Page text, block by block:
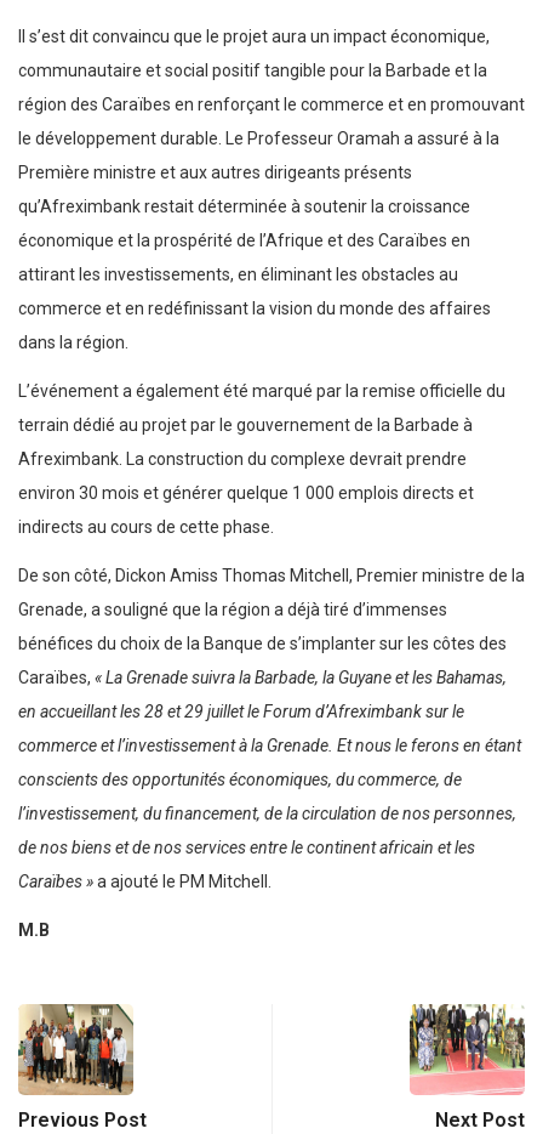
Il s’est dit convaincu que le projet aura un impact économique,
communautaire et social positif tangible pour la Barbade et la
région des Caraïbes en renforçant le commerce et en promouvant
le développement durable. Le Professeur Oramah a assuré à la
Première ministre et aux autres dirigeants présents
qu’Afreximbank restait déterminée à soutenir la croissance
économique et la prospérité de l’Afrique et des Caraïbes en
attirant les investissements, en éliminant les obstacles au
commerce et en redéfinissant la vision du monde des affaires
dans la région.
L’événement a également été marqué par la remise officielle du
terrain dédié au projet par le gouvernement de la Barbade à
Afreximbank. La construction du complexe devrait prendre
environ 30 mois et générer quelque 1 000 emplois directs et
indirects au cours de cette phase.
De son côté, Dickon Amiss Thomas Mitchell, Premier ministre de la
Grenade, a souligné que la région a déjà tiré d’immenses
bénéfices du choix de la Banque de s’implanter sur les côtes des
Caraïbes, « La Grenade suivra la Barbade, la Guyane et les Bahamas,
en accueillant les 28 et 29 juillet le Forum d’Afreximbank sur le
commerce et l’investissement à la Grenade. Et nous le ferons en étant
conscients des opportunités économiques, du commerce, de
l’investissement, du financement, de la circulation de nos personnes,
de nos biens et de nos services entre le continent africain et les
Caraïbes »a ajouté le PM Mitchell.
M.B
Previous Post Next Post